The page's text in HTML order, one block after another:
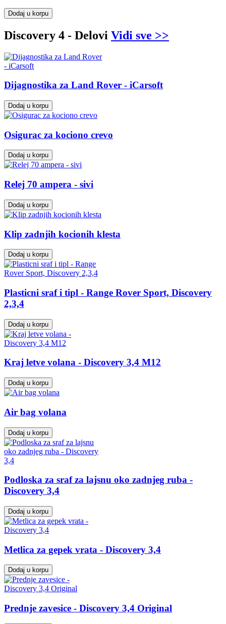
Dodaj u korpu
Discovery 4 - Delovi Vidi sve >>
Dijagnostika za Land Rover - iCarsoft
Dodaj u korpu
Osigurac za kociono crevo
Dodaj u korpu
Relej 70 ampera - sivi
Dodaj u korpu
Klip zadnjih kocionih klesta
Dodaj u korpu
Plasticni sraf i tipl - Range Rover Sport, Discovery
2,3,4
Dodaj u korpu
Kraj letve volana - Discovery 3,4 M12
Dodaj u korpu
Air bag volana
Dodaj u korpu
Podloska za sraf za lajsnu oko zadnjeg ruba -
Discovery 3,4
Dodaj u korpu
Metlica za gepek vrata - Discovery 3,4
Dodaj u korpu
Prednje zavesice - Discovery 3,4 Original